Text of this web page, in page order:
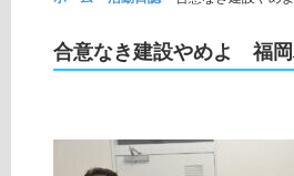
合意なき建設やめよ 福